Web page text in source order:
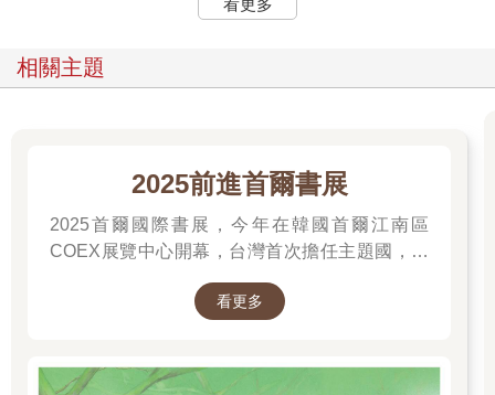
相關主題
2025前進首爾書展
2025首爾國際書展，今年在韓國首爾江南區
COEX展覽中心開幕，台灣首次擔任主題國，有
他們的作品，並共享參展喜悅。
看更多